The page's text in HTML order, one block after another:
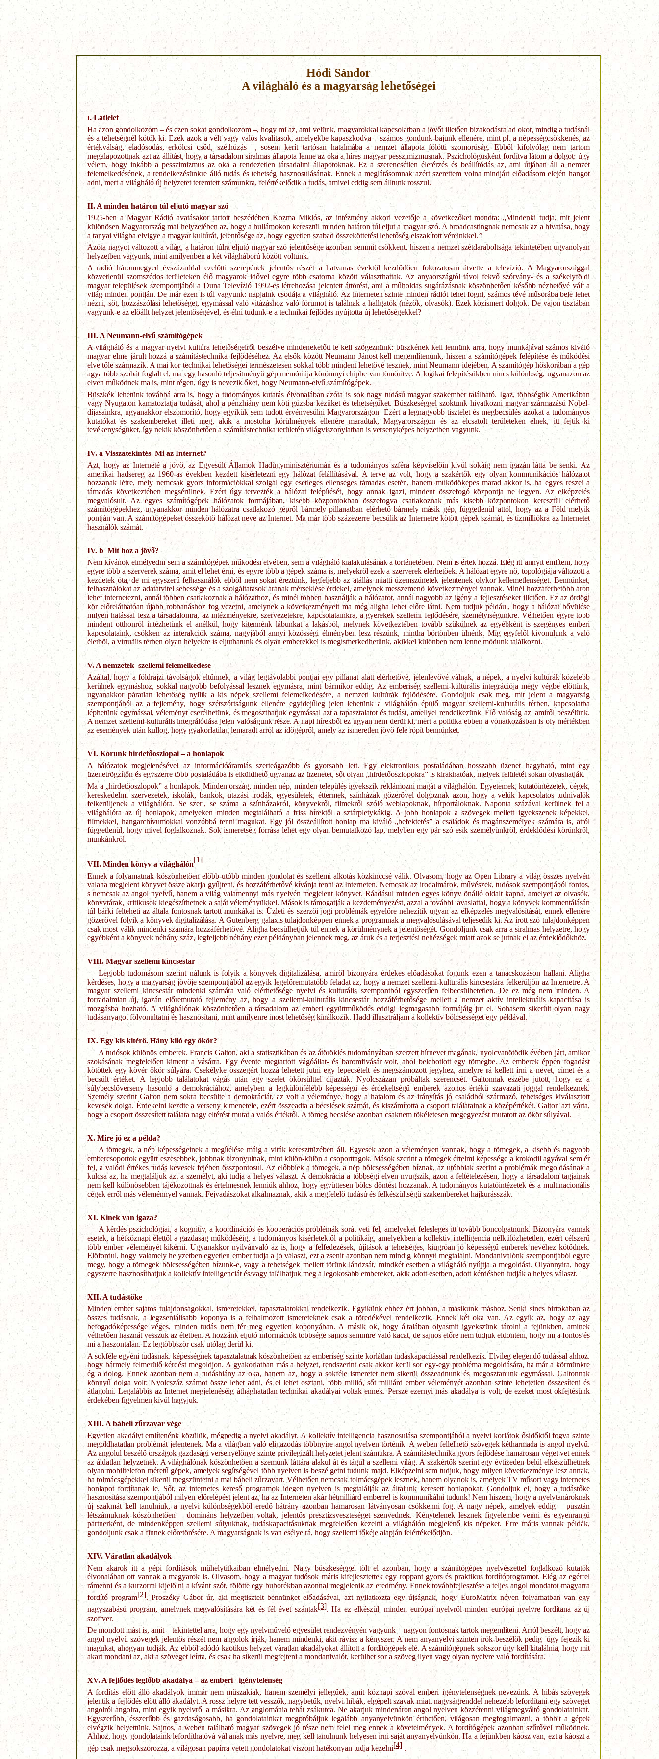
Hódi Sándor
A világháló és a magyarság lehetőségei
I. Látlelet
Ha azon gondolkozom – és ezen sokat gondolkozom –, hogy mi az, ami velünk, magyarokkal kapcsolatban a jövőt illetően bizakodásra ad okot, mindig a tudásnál
és a tehetségnél kötök ki. Ezek azok a vélt vagy valós kvalitások, amelyekbe kapaszkodva – számos gondunk-bajunk ellenére, mint pl. a népességcsökkenés, az
értékválság, eladósodás, erkölcsi csőd, széthúzás –, sosem kerít tartósan hatalmába a nemzet állapota fölötti szomorúság. Ebből kifolyólag nem tartom
megalapozottnak azt az állítást, hogy a társadalom siralmas állapota lenne az oka a híres magyar pesszimizmusnak. Pszichológusként fordítva látom a dolgot: úgy
vélem, hogy inkább a pesszimizmus az oka a rendezetlen társadalmi állapotoknak. Ez a szerencsétlen életérzés és beállítódás az, ami útjában áll a nemzet
felemelkedésének, a rendelkezésünkre álló tudás és tehetség hasznosulásának. Ennek a meglátásomnak azért szerettem volna mindjárt előadásom elején hangot
adni, mert a világháló új helyzetet teremtett számunkra, felértékelődik a tudás, amivel eddig sem álltunk rosszul.
II. A minden határon túl eljutó magyar szó
1925-ben a Magyar Rádió avatásakor tartott beszédében Kozma Miklós, az intézmény akkori vezetője a következőket mondta: „Mindenki tudja, mit jelent
különösen Magyarország mai helyzetében az, hogy a hullámokon keresztül minden határon túl eljut a magyar szó. A broadcastingnak nemcsak az a hivatása, hogy
a tanyai világba elvigye a magyar kultúrát, jelentősége az, hogy egyetlen szabad összeköttetési lehetőség elszakított véreinkkel.”
Azóta nagyot változott a világ, a határon túlra eljutó magyar szó jelentősége azonban semmit csökkent, hiszen a nemzet szétdaraboltsága tekintetében ugyanolyan
helyzetben vagyunk, mint amilyenben a két világháború között voltunk.
A rádió háromnegyed évszázaddal ezelőtti szerepének jelentős részét a hatvanas évektől kezdődően fokozatosan átvette a televízió. A Magyarországgal
közvetlenül szomszédos területeken élő magyarok idővel egyre több csatorna között választhattak. Az anyaországtól távol fekvő szórvány- és a székelyföldi
magyar települések szempontjából a Duna Televízió 1992-es létrehozása jelentett áttörést, ami a műholdas sugárázásnak köszönhetően később nézhetővé vált a
világ minden pontján. De már ezen is túl vagyunk: napjaink csodája a világháló. Az interneten szinte minden rádiót lehet fogni, számos tévé műsorába bele lehet
nézni, sőt, hozzászólási lehetőséget, egymással való vitázáshoz való fórumot is találnak a hallgatók (nézők, olvasók). Ezek közismert dolgok. De vajon tisztában
vagyunk-e az előállt helyzet jelentőségével, és élni tudunk-e a technikai fejlődés nyújtotta új lehetőségekkel?
III. A Neumann-elvű számítógépek
A világháló és a magyar nyelvi kultúra lehetőségeiről beszélve mindenekelőtt le kell szögeznünk: büszkének kell lennünk arra, hogy munkájával számos kiváló
magyar elme járult hozzá a számítástechnika fejlődéséhez. Az elsők között Neumann Jánost kell megemlítenünk, hiszen a számítógépek felépítése és működési
elve tőle származik. A mai kor technikai lehetőségei természetesen sokkal több mindent lehetővé tesznek, mint Neumann idejében. A számítógép hőskorában a gép
agya több szobát foglalt el, ma egy hasonló teljesítményű gép memóriája körömnyi chipbe van tömörítve. A logikai felépítésükben nincs különbség, ugyanazon az
elven működnek ma is, mint régen, úgy is nevezik őket, hogy Neumann-elvű számítógépek.
Büszkék lehetünk továbbá arra is, hogy a tudományos kutatás élvonalában azóta is sok nagy tudású magyar szakember található. Igaz, többségük Amerikában
vagy Nyugaton kamatoztatja tudását, ahol a pénzhiány nem köti gúzsba kezüket és tehetségüket. Büszkeséggel szoktunk hivatkozni magyar származású Nobel-
díjasainkra, ugyanakkor elszomorító, hogy egyikük sem tudott érvényesülni Magyarországon. Ezért a legnagyobb tisztelet és megbecsülés azokat a tudományos
kutatókat és szakembereket illeti meg, akik a mostoha körülmények ellenére maradtak, Magyarországon és az elcsatolt területeken élnek, itt fejtik ki
tevékenységüket, így nekik köszönhetően a számítástechnika területén világviszonylatban is versenyképes helyzetben vagyunk.
IV. a Visszatekintés. Mi az Internet?
Azt, hogy az Interneté a jövő, az Egyesült Államok Hadügyminisztériumán és a tudományos szféra képviselőin kívül sokáig nem igazán látta be senki. Az
amerikai hadsereg az 1960-as években kezdett kísérletezni egy hálózat felállításával. A terve az volt, hogy a szakértők egy olyan kommunikációs hálózatot
hozzanak létre, mely nemcsak gyors információkkal szolgál egy esetleges ellenséges támadás esetén, hanem működőképes marad akkor is, ha egyes részei a
támadás következtében megsérülnek. Ezért úgy tervezték a hálózat felépítését, hogy annak igazi, mindent összefogó központja ne legyen. Az elképzelés
megvalósult. Az egyes számítógépek hálózatok formájában, kisebb központokban összefogva csatlakoznak más kisebb központokon keresztül elérhető
számítógépekhez, ugyanakkor minden hálózatra csatlakozó gépről bármely pillanatban elérhető bármely másik gép, függetlenül attól, hogy az a Föld melyik
pontján van. A számítógépeket összekötő hálózat neve az Internet. Ma már több százezerre becsülik az Internetre kötött gépek számát, és tízmilliókra az Internetet
használók számát.
IV. b Mit hoz a jövő?
Nem kívánok elmélyedni sem a számítógépek működési elvében, sem a világháló kialakulásának a történetében. Nem is értek hozzá. Elég itt annyit említeni, hogy
egyre több a szerverek száma, amit el lehet érni, és egyre több a gépek száma is, melyekről ezek a szerverek elérhetőek. A hálózat egyre nő, topológiája változott a
kezdetek óta, de mi egyszerű felhasználók ebből nem sokat éreztünk, legfeljebb az átállás miatti üzemszünetek jelentenek olykor kellemetlenséget. Bennünket,
felhasználókat az adatátvitel sebessége és a szolgáltatások árának mérséklése érdekel, amelynek messzemenő következményei vannak. Minél hozzáférhetőbb áron
lehet internetezni, annál többen csatlakoznak a hálózathoz, és minél többen használják a hálózatot, annál nagyobb az igény a fejlesztéseket illetően. Ez az ördögi
kör előreláthatóan újabb robbanáshoz fog vezetni, amelynek a következményeit ma még aligha lehet előre látni. Nem tudjuk például, hogy a hálózat bővülése
milyen hatással lesz a társadalomra, az intézményekre, szervezetekre, kapcsolatainkra, a gyerekek szellemi fejlődésére, személyiségünkre. Vélhetően egyre több
mindent otthonról intézhetünk el anélkül, hogy kitennénk lábunkat a lakásból, melynek következtében tovább szűkülnek az egyébként is szegényes emberi
kapcsolataink, csökken az interakciók száma, nagyjából annyi közösségi élményben lesz részünk, mintha börtönben ülnénk. Míg egyfelől kivonulunk a való
életből, a virtuális térben olyan helyekre is eljuthatunk és olyan emberekkel is megismerkedhetünk, akikkel különben nem lenne módunk találkozni.
V. A nemzetek szellemi felemelkedése
Azáltal, hogy a földrajzi távolságok eltűnnek, a világ legtávolabbi pontjai egy pillanat alatt elérhetővé, jelenlevővé válnak, a népek, a nyelvi kultúrák közelebb
kerülnek egymáshoz, sokkal nagyobb befolyással lesznek egymásra, mint bármikor eddig. Az emberiség szellemi-kulturális integrációja megy végbe előttünk,
ugyanakkor páratlan lehetőség nyílik a kis népek szellemi felemelkedésére, a nemzeti kultúrák fejlődésére. Gondoljuk csak meg, mit jelent a magyarság
szempontjából az a fejlemény, hogy szétszórtságunk ellenére egyidejűleg jelen lehetünk a világhálón épülő magyar szellemi-kulturális térben, kapcsolatba
léphetünk egymással, véleményt cserélhetünk, és megoszthatjuk egymással azt a tapasztalatot és tudást, amellyel rendelkezünk. Élő valóság az, amiről beszélünk.
A nemzet szellemi-kulturális integrálódása jelen valóságunk része. A napi hírekből ez ugyan nem derül ki, mert a politika ebben a vonatkozásban is oly mértékben
az események után kullog, hogy gyakorlatilag lemaradt arról az időgépről, amely az ismeretlen jövő felé röpít bennünket.
VI. Korunk hirdetőoszlopai – a honlapok
A hálózatok megjelenésével az információáramlás szerteágazóbb és gyorsabb lett. Egy elektronikus postaládában hosszabb üzenet hagyható, mint egy
üzenetrögzítőn és egyszerre több postaládába is elküldhető ugyanaz az üzenetet, sőt olyan „hirdetőoszlopokra” is kirakhatóak, melyek felületét sokan olvashatják.
Ma a „hirdetőoszlopok” a honlapok. Minden ország, minden nép, minden település igyekszik reklámozni magát a világhálón. Egyetemek, kutatóintézetek, cégek,
kereskedelmi szervezetek, iskolák, bankok, utazási irodák, egyesületek, éttermek, színházak gőzerővel dolgoznak azon, hogy a velük kapcsolatos tudnivalók
felkerüljenek a világhálóra. Se szeri, se száma a színházakról, könyvekről, filmekről szóló weblapoknak, hírportáloknak. Naponta százával kerülnek fel a
világhálóra az új honlapok, amelyeken minden megtalálható a friss hírektől a sztárpletykákig. A jobb honlapok a szövegek mellett igyekszenek képekkel,
filmekkel, hangarchívumokkal vonzóbbá tenni magukat. Egy jól összeállított honlap ma kiváló „befektetés” a családok és magánszemélyek számára is, attól
függetlenül, hogy mivel foglalkoznak. Sok ismeretség forrása lehet egy olyan bemutatkozó lap, melyben egy pár szó esik személyünkről, érdeklődési körünkről,
munkánkról.
VII. Minden könyv a világhálón
[1]
Ennek a folyamatnak köszönhetően előbb-utóbb minden gondolat és szellemi alkotás közkinccsé válik. Olvasom, hogy az Open Library a világ összes nyelvén
valaha megjelent könyvet össze akarja gyűjteni, és hozzáférhetővé kívánja tenni az Interneten. Nemcsak az irodalmárok, művészek, tudósok szempontjából fontos,
s nemcsak az angol nyelvű, hanem a világ valamennyi más nyelvén megjelent könyvet. Ráadásul minden egyes könyv önálló oldalt kapna, amelyet az olvasók,
könyvtárak, kritikusok kiegészíthetnek a saját véleményükkel. Mások is támogatják a kezdeményezést, azzal a további javaslattal, hogy a könyvek kommentálásán
túl bárki felteheti az általa fontosnak tartott munkákat is. Üzleti és szerzői jogi problémák egyelőre nehezítik ugyan az elképzelés megvalósítását, ennek ellenére
gőzerővel folyik a könyvek digitalizálása. A Gutenberg galaxis tulajdonképpen ennek a programnak a megvalósulásával teljesedik ki. Az írott szó tulajdonképpen
csak most válik mindenki számára hozzáférhetővé. Aligha becsülhetjük túl ennek a körülménynek a jelentőségét. Gondoljunk csak arra a siralmas helyzetre, hogy
egyébként a könyvek néhány száz, legfeljebb néhány ezer példányban jelennek meg, az áruk és a terjesztési nehézségek miatt azok se jutnak el az érdeklődőkhöz.
VIII. Magyar szellemi kincsestár
Legjobb tudomásom szerint nálunk is folyik a könyvek digitalizálása, amiről bizonyára érdekes előadásokat fogunk ezen a tanácskozáson hallani. Aligha
kérdéses, hogy a magyarság jövője szempontjából az egyik legelőremutatóbb feladat az, hogy a nemzet szellemi-kulturális kincsestára felkerüljön az Internetre. A
magyar szellemi kincsestár mindenki számára való elérhetősége nyelvi és kulturális szempontból egyszerűen felbecsülhetetlen. De ez még nem minden. A
forradalmian új, igazán előremutató fejlemény az, hogy a szellemi-kulturális kincsestár hozzáférhetősége mellett a nemzet aktív intellektuális kapacitása is
mozgásba hozható. A világhálónak köszönhetően a társadalom az emberi együttműködés eddigi legmagasabb formájáig jut el. Sohasem sikerült olyan nagy
tudásanyagot fölvonultatni és hasznosítani, mint amilyenre most lehetőség kínálkozik. Hadd illusztráljam a kollektív bölcsességet egy példával.
IX. Egy kis kitérő. Hány kiló egy ökör?
A tudósok különös emberek. Francis Galton, aki a statisztikában és az átöröklés tudományában szerzett hírnevet magának, nyolcvanötödik évében járt, amikor
szokásának megfelelően kiment a vásárra. Egy évente megtartott vágóállat- és baromfivásár volt, ahol belebotlott egy tömegbe. Az emberek éppen fogadást
kötöttek egy kövér ökör súlyára. Csekélyke összegért hozzá lehetett jutni egy lepecsételt és megszámozott jegyhez, amelyre rá kellett írni a nevet, címet és a
becsült értéket. A legjobb találatokat vágás után egy szelet ökörsülttel díjazták. Nyolcszázan próbáltak szerencsét. Galtonnak eszébe jutott, hogy ez a
súlybecslőverseny hasonló a demokráciához, amelyben a legkülönfélébb képességű és érdekeltségű emberek azonos értékű szavazati joggal rendelkeznek.
Személy szerint Galton nem sokra becsülte a demokráciát, az volt a véleménye, hogy a hatalom és az irányítás jó családból származó, tehetséges kiválasztott
kevesek dolga. Érdekelni kezdte a verseny kimenetele, ezért összeadta a becslések számát, és kiszámította a csoport találatainak a középértékét. Galton azt várta,
hogy a csoport összesített találata nagy eltérést mutat a valós értéktől. A tömeg becslése azonban csaknem tökéletesen megegyezést mutatott az ökör súlyával.
X. Mire jó ez a példa?
A tömegek, a nép képességeinek a megítélése máig a viták kereszttüzében áll. Egyesek azon a véleményen vannak, hogy a tömegek, a kisebb és nagyobb
embercsoportok együtt eszesebbek, jobbnak bizonyulnak, mint külön-külön a csoporttagok. Mások szerint a tömegek értelmi képessége a krokodil agyával sem ér
fel, a valódi értékes tudás kevesek fejében összpontosul. Az előbbiek a tömegek, a nép bölcsességében bíznak, az utóbbiak szerint a problémák megoldásának a
kulcsa az, ha megtaláljuk azt a személyt, aki tudja a helyes választ. A demokrácia a többségi elven nyugszik, azon a feltételezésen, hogy a társadalom tagjainak
nem kell különösebben tájékozottnak és értelmesnek lenniük ahhoz, hogy együttesen bölcs döntést hozzanak. A tudományos kutatóintézetek és a multinacionális
cégek erről más véleménnyel vannak. Fejvadászokat alkalmaznak, akik a megfelelő tudású és felkészültségű szakembereket hajkurásszák.
XI. Kinek van igaza?
A kérdés pszichológiai, a kognitív, a koordinációs és kooperációs problémák sorát veti fel, amelyeket felesleges itt tovább boncolgatnunk. Bizonyára vannak
esetek, a hétköznapi élettől a gazdaság működéséig, a tudományos kísérletektől a politikáig, amelyekben a kollektiv intelligencia nélkülözhetetlen, ezért célszerű
több ember véleményét kikérni. Ugyanakkor nyilvánvaló az is, hogy a felfedezések, újítások a tehetséges, kiugróan jó képességű emberek nevéhez kötődnek.
Előfordul, hogy valamely helyzetben egyetlen ember tudja a jó választ, ezt a zsenit azonban nem mindig könnyű megtalálni. Mondanivalónk szempontjából egyre
megy, hogy a tömegek bölcsességében bízunk-e, vagy a tehetségek mellett törünk lándzsát, mindkét esetben a világháló nyújtja a megoldást. Olyannyira, hogy
egyszerre hasznosíthatjuk a kollektív intelligenciát és/vagy találhatjuk meg a legokosabb embereket, akik adott esetben, adott kérdésben tudják a helyes választ.
XII. A tudástőke
Minden ember sajátos tulajdonságokkal, ismeretekkel, tapasztalatokkal rendelkezik. Egyikünk ehhez ért jobban, a másikunk máshoz. Senki sincs birtokában az
összes tudásnak, a legzseniálisabb koponya is a felhalmozott ismereteknek csak a töredékével rendelkezik. Ennek két oka van. Az egyik az, hogy az agy
befogadóképessége véges, minden tudás nem fér meg egyetlen koponyában. A másik ok, hogy általában olyasmit igyekszünk tárolni a fejünkben, aminek
vélhetően hasznát vesszük az életben. A hozzánk eljutó információk többsége sajnos semmire való kacat, de sajnos előre nem tudjuk eldönteni, hogy mi a fontos és
mi a haszontalan. Ez legtöbbször csak utólag derül ki.
A sokféle egyéni tudásnak, képességnek tapasztalatnak köszönhetően az emberiség szinte korlátlan tudáskapacitással rendelkezik. Elvileg elegendő tudással ahhoz,
hogy bármely felmerülő kérdést megoldjon. A gyakorlatban más a helyzet, rendszerint csak akkor kerül sor egy-egy probléma megoldására, ha már a körmünkre
ég a dolog. Ennek azonban nem a tudáshiány az oka, hanem az, hogy a sokféle ismeretet nem sikerül összeadnunk és megosztanunk egymással. Galtonnak
könnyű dolga volt: Nyolcszáz számot össze lehet adni, és el lehet osztani, több millió, sőt milliárd ember véleményét azonban szinte lehetetlen összesíteni és
átlagolni. Legalábbis az Internet megjelenéséig áthághatatlan technikai akadályai voltak ennek. Persze ezernyi más akadálya is volt, de ezeket most okfejtésünk
érdekében figyelmen kívül hagyjuk.
XIII. A bábeli zűrzavar vége
Egyetlen akadályt említenénk közülük, mégpedig a nyelvi akadályt. A kollektív intelligencia hasznosulása szempontjából a nyelvi korlátok ősidőktől fogva szinte
megoldhatatlan problémát jelentenek. Ma a világban való eligazodás többnyire angol nyelven történik. A weben fellelhető szövegek kétharmada is angol nyelvű.
Az angolul beszélő országok gazdasági versenyelőnye szinte privilegizált helyzetet jelent számukra. A számítástechnika gyors fejlődése hamarosan véget vet ennek
az áldatlan helyzetnek. A világhálónak köszönhetően a szemünk láttára alakul át és tágul a szellemi világ. A szakértők szerint egy évtizeden belül elkészülhetnek
olyan mobiltelefon méretű gépek, amelyek segítségével több nyelven is beszélgetni tudunk majd. Elképzelni sem tudjuk, hogy milyen következménye lesz annak,
ha tolmácsgépekkel sikerül megszüntetni a mai bábeli zűrzavart. Vélhetően nemcsak tolmácsgépek lesznek, hanem olyanok is, amelyek TV műsort vagy internetes
honlapot fordítanak le. Sőt, az internetes kereső programok idegen nyelven is megtalálják az általunk keresett honlapokat. Gondoljuk el, hogy a tudástőke
hasznosítása szempontjából milyen előrelépést jelent az, ha az Interneten akár hétmilliárd emberrel is kommunikálni tudunk! Nem hiszem, hogy a nyelvtanároknak
új szakmát kell tanulniuk, a nyelvi különbségekből eredő hátrány azonban hamarosan látványosan csökkenni fog. A nagy népek, amelyek eddig – pusztán
létszámuknak köszönhetően – domináns helyzetben voltak, jelentős presztízsveszteséget szenvednek. Kénytelenek lesznek figyelembe venni és egyenrangú
partnerként, de mindenképpen szellemi súlyuknak, tudáskapacitásuknak megfelelően kezelni a világhálón megjelenő kis népeket. Erre máris vannak példák,
gondoljunk csak a finnek előretörésére. A magyarságnak is van esélye rá, hogy szellemi tőkéje alapján felértékelődjön.
XIV. Váratlan akadályok
Nem akarok itt a gépi fordítások műhelytitkaiban elmélyedni. Nagy büszkeséggel tölt el azonban, hogy a számítógépes nyelvészettel foglalkozó kutatók
élvonalában ott vannak a magyarok is. Olvasom, hogy a magyar tudósok máris kifejlesztettek egy roppant gyors és praktikus fordítóprogramot. Elég az egérrel
rámenni és a kurzorral kijelölni a kívánt szót, fölötte egy buborékban azonnal megjelenik az eredmény. Ennek továbbfejlesztése a teljes angol mondatot magyarra
fordító program[2]. Proszéky Gábor úr, aki megtisztelt bennünket előadásával, azt nyilatkozta egy újságnak, hogy EuroMatrix néven folyamatban van egy
nagyszabású program, amelynek megvalósítására két és fél évet szántak[3]. Ha ez elkészül, minden európai nyelvről minden európai nyelvre fordítana az új
szoftver.
De mondott mást is, amit – tekintettel arra, hogy egy nyelvművelő egyesület rendezvényén vagyunk – nagyon fontosnak tartok megemlíteni. Arról beszélt, hogy az
angol nyelvű szövegek jelentős részét nem angolok írják, hanem mindenki, akit rávisz a kényszer. A nem anyanyelvi szinten írók-beszélők pedig úgy fejezik ki
magukat, ahogyan tudják. Az ebből adódó kaotikus helyzet váratlan akadályokat állított a fordítógépek elé. A számítógépnek sokszor úgy kell kitalálnia, hogy mit
akart mondani az, aki a szöveget leírta, és csak ha sikerül megfejteni a mondanivalót, kerülhet sor a szöveg ilyen vagy olyan nyelvre való fordítására.
XV. A fejlődés legfőbb akadálya – az emberi igénytelenség
A fordítás előtt álló akadályok immár nem műszakiak, hanem személyi jellegűek, amit köznapi szóval emberi igénytelenségnek nevezünk. A hibás szövegek
jelentik a fejlődés előtt álló akadályt. A rossz helyre tett vesszők, nagybetűk, nyelvi hibák, elgépelt szavak miatt nagyságrenddel nehezebb lefordítani egy szöveget
angolról angolra, mint egyik nyelvről a másikra. Az anglománia tehát zsákutca. Ne akarjuk mindenáron angol nyelven közzétenni világmegváltó gondolatainkat.
Egyszerűbb, ésszerűbb és gazdaságosabb, ha gondolatainkat megpróbáljuk legalább anyanyelvünkön érthetően, világosan megfogalmazni, a többit a gépek
elvégzik helyettünk. Sajnos, a weben található magyar szövegek jó része nem felel meg ennek a követelmények. A fordítógépek azonban szűrővel működnek.
Ahhoz, hogy gondolataink lefordíthatóvá váljanak más nyelvre, meg kell tanulnunk helyesen írni saját anyanyelvünkön. Ha a fejünkben káosz van, ezt a káoszt a
gép csak megsokszorozza, a világosan papírra vetett gondolatokat viszont hatékonyan tudja kezelni[4] .